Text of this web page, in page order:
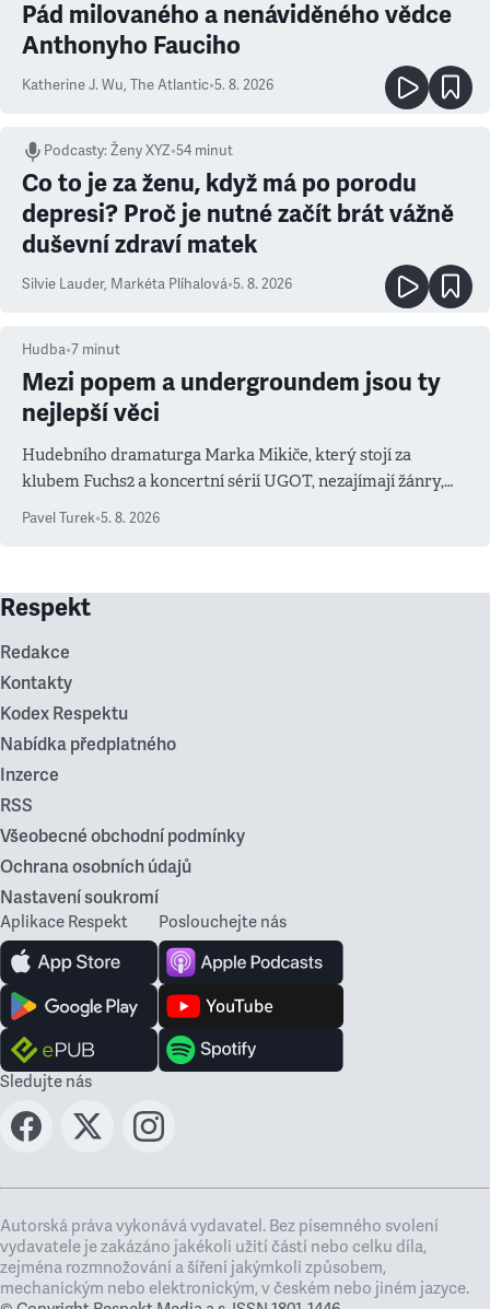
Pád milovaného a nenáviděného vědce
Anthonyho Fauciho
Katherine J. Wu, The Atlantic•5. 8. 2026
Podcasty:Ženy XYZ•54 minut
Co to je za ženu, když má po porodu
depresi? Proč je nutné začít brát vážně
duševní zdraví matek
Silvie Lauder, Markéta Plíhalová•5. 8. 2026
Hudba•7 minut
Mezi popem a undergroundem jsou ty
nejlepší věci
Hudebního dramaturga Marka Mikiče, který stojí za
klubem Fuchs2 a koncertní sérií UGOT, nezajímají žánry,
ale atmosféra
Pavel Turek•5. 8. 2026
Respekt
Redakce
Kontakty
Kodex Respektu
Nabídka předplatného
Inzerce
RSS
Všeobecné obchodní podmínky
Ochrana osobních údajů
Nastavení soukromí
Aplikace Respekt Poslouchejte nás
Sledujte nás
Autorská práva vykonává vydavatel. Bez písemného svolení
vydavatele je zakázáno jakékoli užití částí nebo celku díla,
zejména rozmnožování a šíření jakýmkoli způsobem,
mechanickým nebo elektronickým, v českém nebo jiném jazyce.